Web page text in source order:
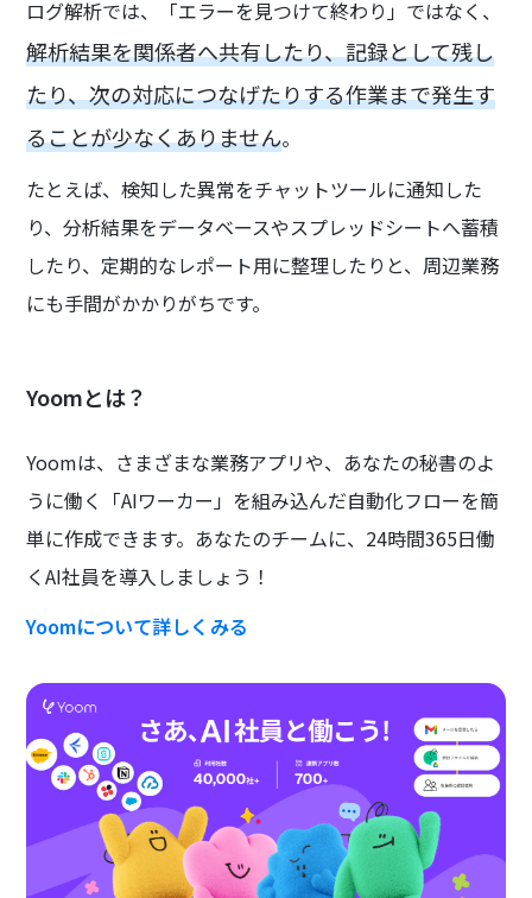
ログ解析では、「エラーを見つけて終わり」ではなく、
解析結果を関係者へ共有したり、記録として残し
たり、次の対応につなげたりする作業まで発生す
ることが少なくありません。
たとえば、検知した異常をチャットツールに通知した
り、分析結果をデータベースやスプレッドシートへ蓄積
したり、定期的なレポート用に整理したりと、周辺業務
にも手間がかかりがちです。
Yoomとは？
Yoomは、さまざまな業務アプリや、あなたの秘書のよ
うに働く「AIワーカー」を組み込んだ自動化フローを簡
単に作成できます。あなたのチームに、24時間365日働
くAI社員を導入しましょう！
Yoomについて詳しくみる